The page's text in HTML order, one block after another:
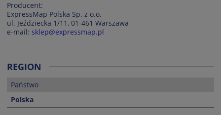
Producent:
ExpressMap Polska Sp. z o.o.
ul. Jeździecka 1/11, 01-461 Warszawa
e-mail: sklep@expressmap.pl
REGION
Państwo
Polska